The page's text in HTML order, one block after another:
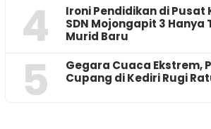
4
Ironi Pendidikan di Pusat
SDN Mojongapit 3 Hanya
Murid Baru
5
‎Gegara Cuaca Ekstrem,
Cupang di Kediri Rugi